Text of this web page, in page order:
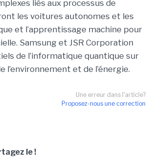
liés aux processus de
les voitures autonomes et les
et l’apprentissage machine pour
Samsung et JSR Corporation
de l’informatique quantique sur
l’environnement et de l’énergie.
Une erreur dans l'article?
Proposez-nous une correction
le !